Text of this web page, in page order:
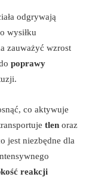
odgrywają
wysiłku
zauważyć wzrost
poprawy
co aktywuje
tlen oraz
jest niezbędne dla
reakcji